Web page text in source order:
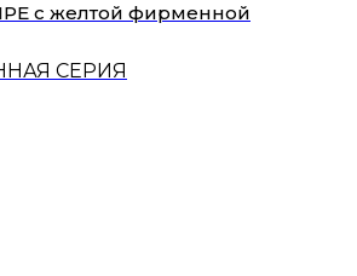
с желтой фирменной
СЕРИЯ